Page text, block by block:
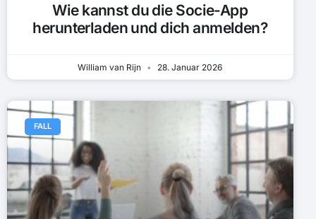
Wie kannst du die Socie-App
herunterladen und dich anmelden?
William van Rijn 28. Januar 2026
FALL